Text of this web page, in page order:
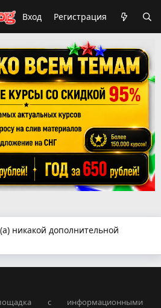
Вход Регистрация
никакой дополнительной
с информационными